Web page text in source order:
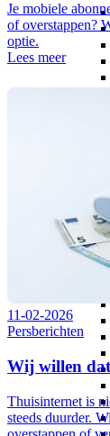
Je mobiele
of overstappen?
optie.
Lees meer
11-02-2026
Persberichten
Wij willen
Thuisinternet is
steeds duurder.